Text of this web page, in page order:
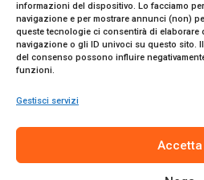
informazioni del dispositivo. Lo facciamo
navigazione e per mostrare annunci (non)
queste tecnologie ci consentirà di elaborare
navigazione o gli ID univoci su questo sito.
del consenso possono influire
funzioni.
Gestisci servizi
Accetta
Tribunale di Siracusa. Direttore
Editore Promo